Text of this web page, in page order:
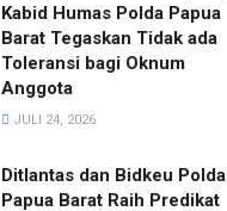
Kabid Humas Polda Papua
Barat Tegaskan Tidak ada
Toleransi bagi Oknum
Anggota
JULI 24, 2026
Ditlantas dan Bidkeu Polda
Papua Barat Raih Predikat